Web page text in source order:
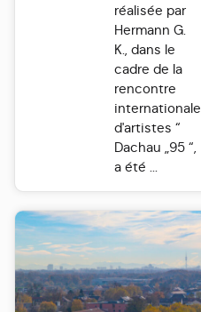
réalisée par
Hermann G.
K., dans le
cadre de la
rencontre
internationale
d'artistes “
Dachau „95 “,
a été ...